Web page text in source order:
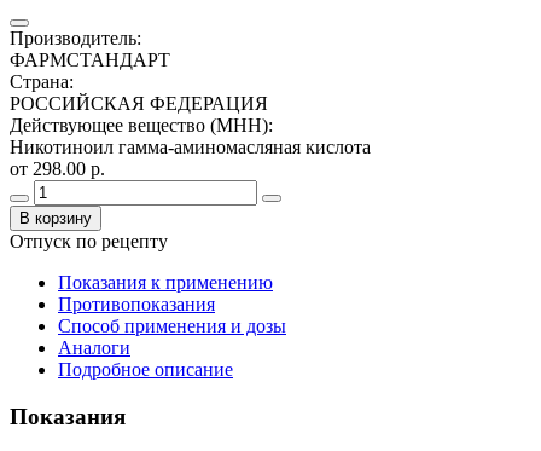
Производитель:
ФАРМСТАНДАРТ
Страна:
РОССИЙСКАЯ ФЕДЕРАЦИЯ
Действующее вещество (МНН):
Никотиноил гамма-аминомасляная кислота
от 298.00 р.
В корзину
Отпуск по рецепту
Показания к применению
Противопоказания
Способ применения и дозы
Аналоги
Подробное описание
Показания